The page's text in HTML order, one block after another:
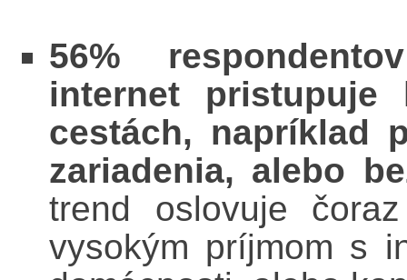
56%
internet
cestách, napríklad
zariadenia, alebo
trend oslovuje
vysokým príjmom s